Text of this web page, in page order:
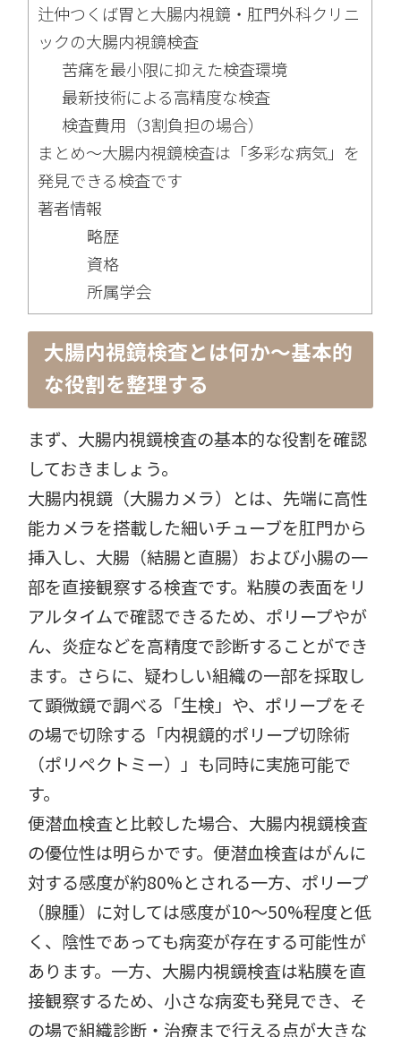
辻仲つくば胃と大腸内視鏡・肛門外科クリニ
ックの大腸内視鏡検査
苦痛を最小限に抑えた検査環境
最新技術による高精度な検査
検査費用（3割負担の場合）
まとめ〜大腸内視鏡検査は「多彩な病気」を
発見できる検査です
著者情報
略歴
資格
所属学会
大腸内視鏡検査とは何か〜基本的
な役割を整理する
まず、大腸内視鏡検査の基本的な役割を確認
しておきましょう。
大腸内視鏡（大腸カメラ）とは、先端に高性
能カメラを搭載した細いチューブを肛門から
挿入し、大腸（結腸と直腸）および小腸の一
部を直接観察する検査です。粘膜の表面をリ
アルタイムで確認できるため、ポリープやが
ん、炎症などを高精度で診断することができ
ます。さらに、疑わしい組織の一部を採取し
て顕微鏡で調べる「生検」や、ポリープをそ
の場で切除する「内視鏡的ポリープ切除術
（ポリペクトミー）」も同時に実施可能で
す。
便潜血検査と比較した場合、大腸内視鏡検査
の優位性は明らかです。便潜血検査はがんに
対する感度が約80%とされる一方、ポリープ
（腺腫）に対しては感度が10〜50%程度と低
く、陰性であっても病変が存在する可能性が
あります。一方、大腸内視鏡検査は粘膜を直
接観察するため、小さな病変も発見でき、そ
の場で組織診断・治療まで行える点が大きな